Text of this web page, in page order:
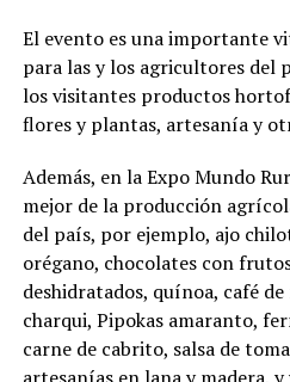
El evento es una importante
para las y los agricultores del
los visitantes productos
flores y plantas, artesanía y
Además, en la Expo Mundo
mejor de la producción
del país, por ejemplo, ajo
orégano, chocolates con
deshidratados, quínoa, café
charqui, Pipokas amaranto,
carne de cabrito, salsa de